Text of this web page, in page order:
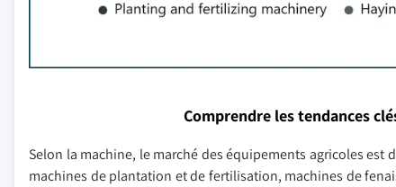
Comprendre les tendances
Selon la machine, le marché des équipements agricoles
machines de plantation et de fertilisation, machines de